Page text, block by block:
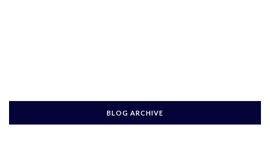
BLOG ARCHIVE